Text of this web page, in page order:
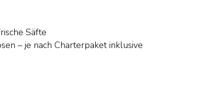
Säfte
– je nach Charterpaket inklusive